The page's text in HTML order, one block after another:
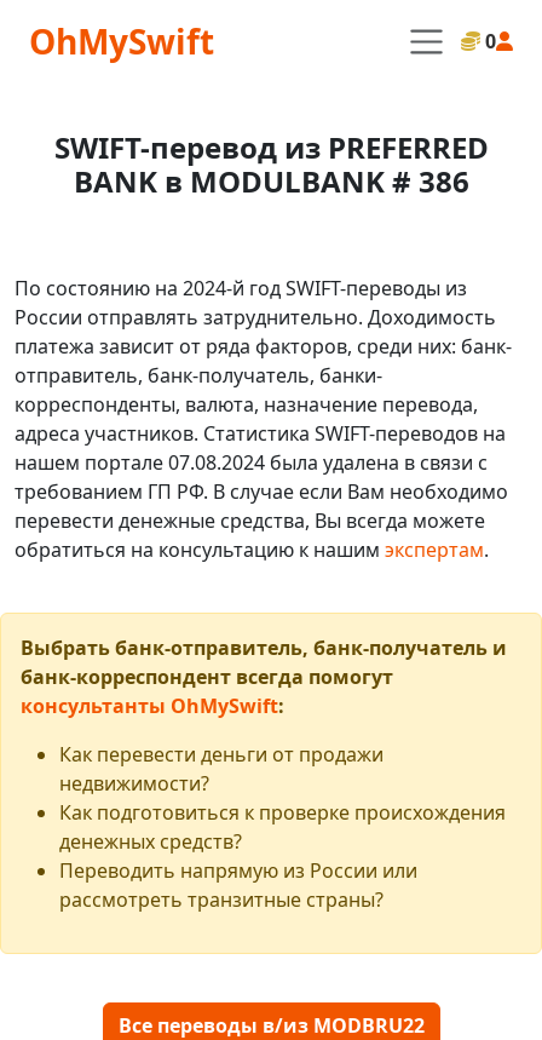
OhMySwift 0
SWIFT-перевод из PREFERRED
BANK в MODULBANK # 386
По состоянию на 2024-й год SWIFT-переводы из
России отправлять затруднительно. Доходимость
платежа зависит от ряда факторов, среди них: банк-
отправитель, банк-получатель, банки-
корреспонденты, валюта, назначение перевода,
адреса участников. Статистика SWIFT-переводов на
нашем портале 07.08.2024 была удалена в связи с
требованием ГП РФ. В случае если Вам необходимо
перевести денежные средства, Вы всегда можете
обратиться на консультацию к нашим экспертам.
Выбрать банк-отправитель, банк-получатель и
банк-корреспондент всегда помогут
консультанты OhMySwift:
Как перевести деньги от продажи
недвижимости?
Как подготовиться к проверке происхождения
денежных средств?
Переводить напрямую из России или
рассмотреть транзитные страны?
Все переводы в/из MODBRU22